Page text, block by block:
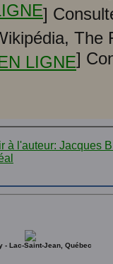
]
The
LIGNE]
- Lac-Saint-Jean, Québec